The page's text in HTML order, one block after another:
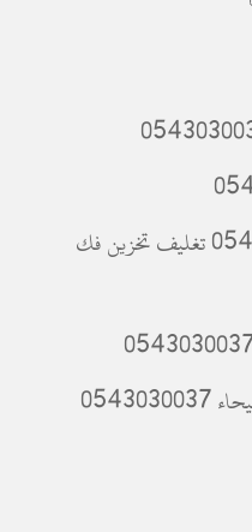
شركة نقل عفش برابغ 0543030037 تغليف تخزين فك